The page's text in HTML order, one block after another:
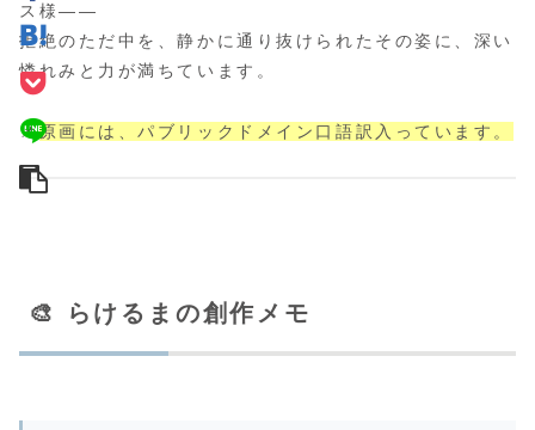
ス様――
拒絶のただ中を、静かに通り抜けられたその姿に、深い
憐れみと力が満ちています。
📌原画には、パブリックドメイン口語訳入っています。
🎨 らけるまの創作メモ